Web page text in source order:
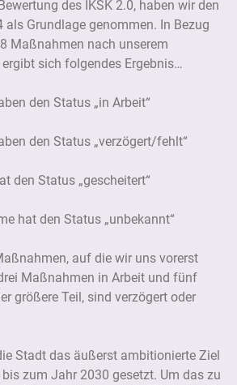
des IKSK 2.0, haben wir den
Grundlage genommen. In Bezug
Maßnahmen nach unserem
sich folgendes Ergebnis…
den Status „in Arbeit“
den Status „verzögert/fehlt“
den Status „gescheitert“
hat den Status „unbekannt“
auf die wir uns vorerst
Maßnahmen in Arbeit und fünf
größere Teil, sind verzögert oder
Stadt das äußerst ambitionierte Ziel
zum Jahr 2030 gesetzt. Um das zu